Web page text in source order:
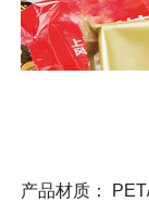
产品材质：